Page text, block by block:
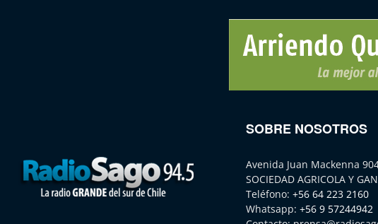
SOBRE NOSOTROS
Avenida Juan Mackenna
SOCIEDAD AGRICOLA Y
Teléfono: +56 64 223 2160
Whatsapp: +56 9 57244942